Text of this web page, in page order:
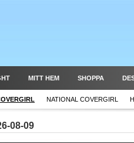
MITT HEM SHOPPA
NATIONAL COVERGIRL
08-09